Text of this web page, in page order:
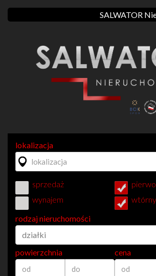
SALWATOR
lokalizacja
sprzedaż
wynajem
wtórny
rodzaj nieruchomości
działki
powierzchnia
cena